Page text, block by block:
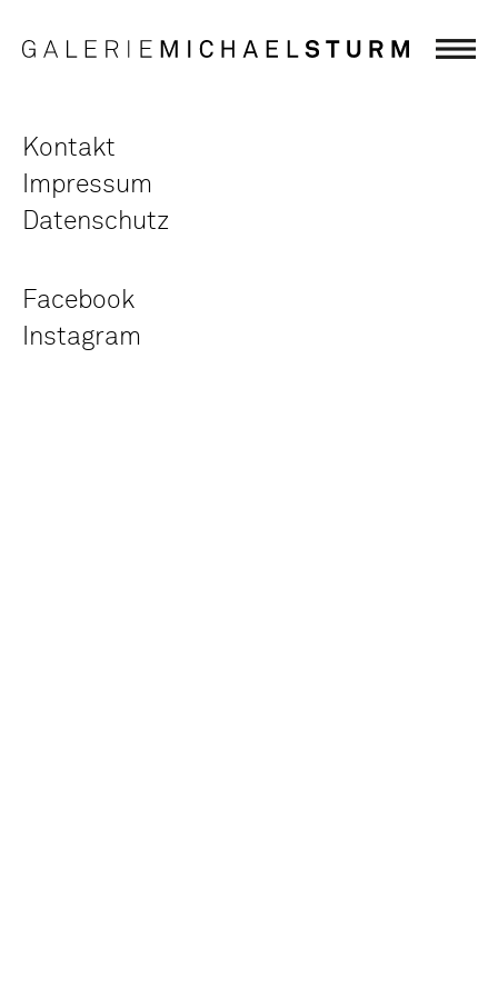
Kontakt
Impressum
Datenschutz
Facebook
Instagram